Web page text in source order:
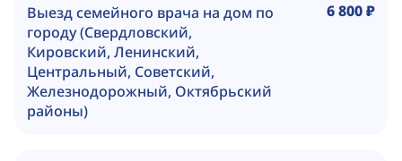
Выезд семейного врача на дом по
городу (Свердловский,
Кировский, Ленинский,
Центральный, Советский,
Железнодорожный, Октябрьский
районы)
6 800 ₽